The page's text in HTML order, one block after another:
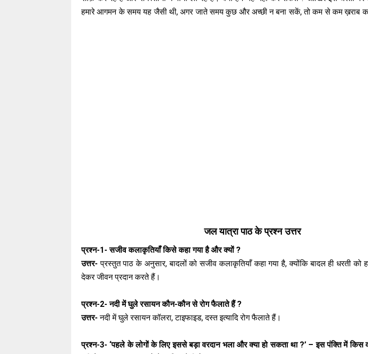
हमारे आगमन के समय यह जैसी थी, अगर जाते समय कुछ और अच्छी न बना सकें, तो कम से कम ख़राब
जल यात्रा पाठ के प्रश्न उत्तर
प्रश्न-1- सजीव कलाकृतियाँ किसे कहा गया है और क्यों ?
उत्तर- प्रस्तुत पाठ के अनुसार, बादलों को सजीव कलाकृतियाँ कहा गया है, क्योंकि बादल ही धरती को
देकर जीवन प्रदान करते हैं।
प्रश्न-2- नदी में घुले रसायन कौन-कौन से रोग फैलाते हैं ?
उत्तर- नदी में घुले रसायन कॉलरा, टाइफाइड, दस्त इत्यादि रोग फैलाते हैं।
प्रश्न-3- ‘पहले के लोगों के लिए इससे बड़ा वरदान भला और क्या हो सकता था ?’ – इस पंक्ति में किस